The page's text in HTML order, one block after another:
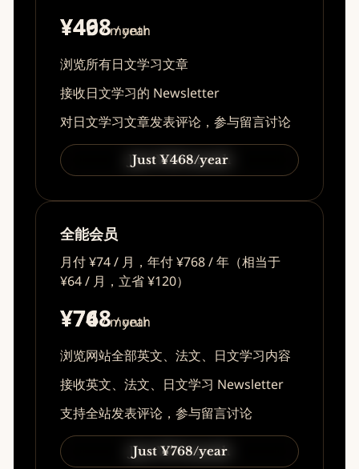
¥49/ month
¥468/ year
浏览所有日文学习文章
接收日文学习的 Newsletter
对日文学习文章发表评论，参与留言讨论
Just ¥49/month
Just ¥468/year
全能会员
月付 ¥74 / 月，年付 ¥768 / 年（相当于
¥64 / 月，立省 ¥120）
¥74/ month
¥768/ year
浏览网站全部英文、法文、日文学习内容
接收英文、法文、日文学习 Newsletter
支持全站发表评论，参与留言讨论
Just ¥74/month
Just ¥768/year